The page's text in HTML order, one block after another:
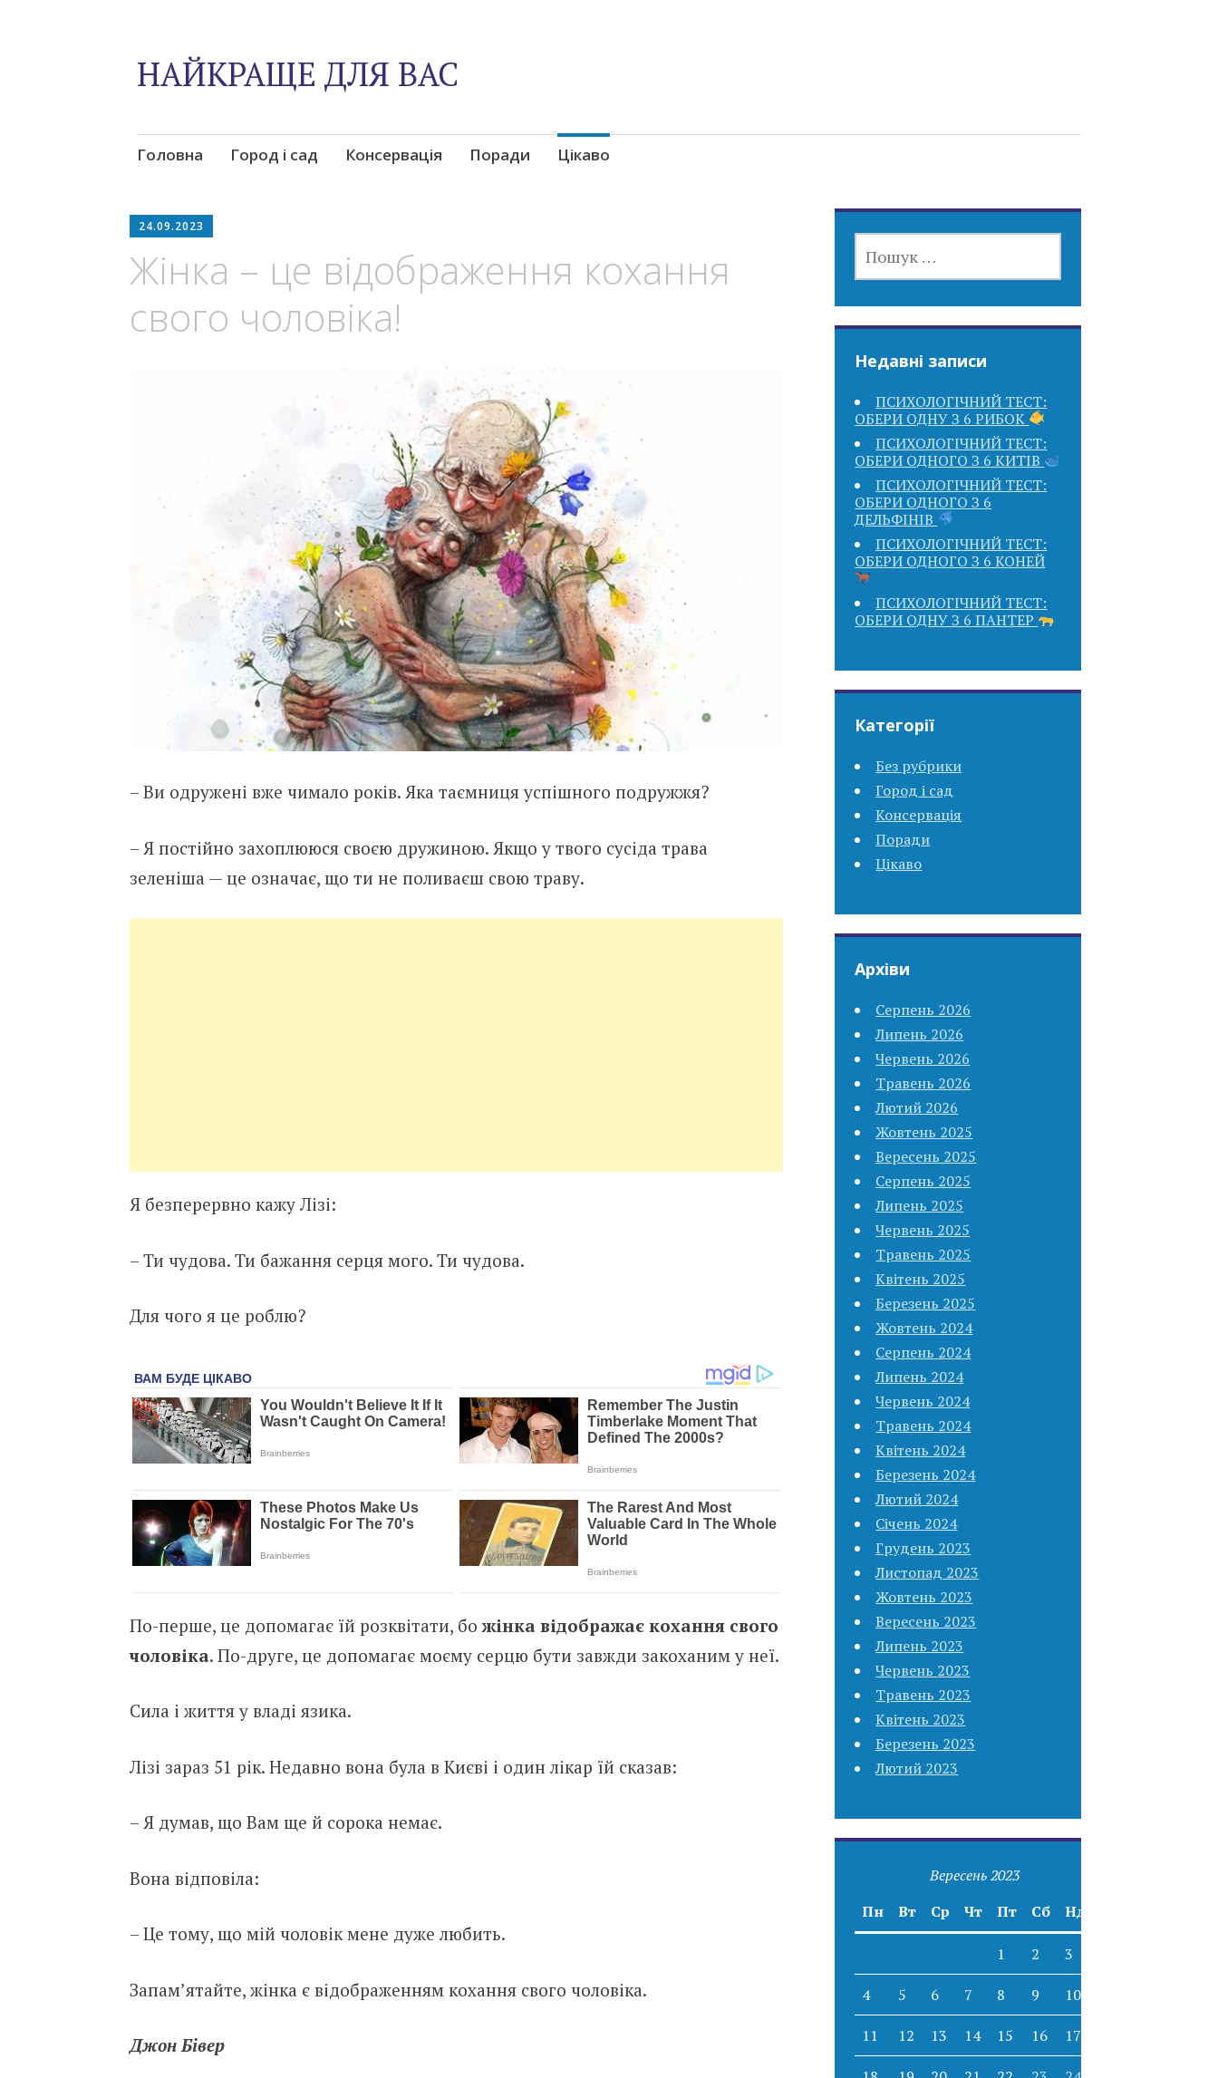
НАЙКРАЩЕ ДЛЯ ВАС
Skip
Головна Город і сад Консервація Поради Цікаво
24.09.2023
Жінка – це відображення кохання
свого чоловіка!
– Ви одружені вже чимало років. Яка таємниця успішного подружжя?
– Я постійно захоплююся своєю дружиною. Якщо у твого сусіда трава
зеленіша — це означає, що ти не поливаєш свою траву.
Я безперервно кажу Лізі:
– Ти чудова. Ти бажання серця мого. Ти чудова.
Для чого я це роблю?
По-перше, це допомагає їй розквітати, бо жінка відображає кохання свого
чоловіка. По-друге, це допомагає моєму серцю бути завжди закоханим у неї.
Сила і життя у владі язика.
Лізі зараз 51 рік. Недавно вона була в Києві і один лікар їй сказав:
– Я думав, що Вам ще й сорока немає.
Вона відповіла:
– Це тому, що мій чоловік мене дуже любить.
Запам’ятайте, жінка є відображенням кохання свого чоловіка.
Джон Бівер
Недавні записи
ПСИХОЛОГІЧНИЙ ТЕСТ:
ОБЕРИ ОДНУ З 6 РИБОК
ПСИХОЛОГІЧНИЙ ТЕСТ:
ОБЕРИ ОДНОГО З 6 КИТІВ
ПСИХОЛОГІЧНИЙ ТЕСТ:
ОБЕРИ ОДНОГО З 6
ДЕЛЬФІНІВ
ПСИХОЛОГІЧНИЙ ТЕСТ:
ОБЕРИ ОДНОГО З 6 КОНЕЙ
ПСИХОЛОГІЧНИЙ ТЕСТ:
ОБЕРИ ОДНУ З 6 ПАНТЕР
Категорії
Без рубрики
Город і сад
Консервація
Поради
Цікаво
Архіви
Серпень 2026
Липень 2026
Червень 2026
Травень 2026
Лютий 2026
Жовтень 2025
Вересень 2025
Серпень 2025
Липень 2025
Червень 2025
Травень 2025
Квітень 2025
Березень 2025
Жовтень 2024
Серпень 2024
Липень 2024
Червень 2024
Травень 2024
Квітень 2024
Березень 2024
Лютий 2024
Січень 2024
Грудень 2023
Листопад 2023
Жовтень 2023
Вересень 2023
Липень 2023
Червень 2023
Травень 2023
Квітень 2023
Березень 2023
Лютий 2023
Вересень 2023
Пн
Вт Ср Чт Пт Сб Нд
1 2 3
4 5 6 7 8 9 10
11 12 13 14 15 16 17